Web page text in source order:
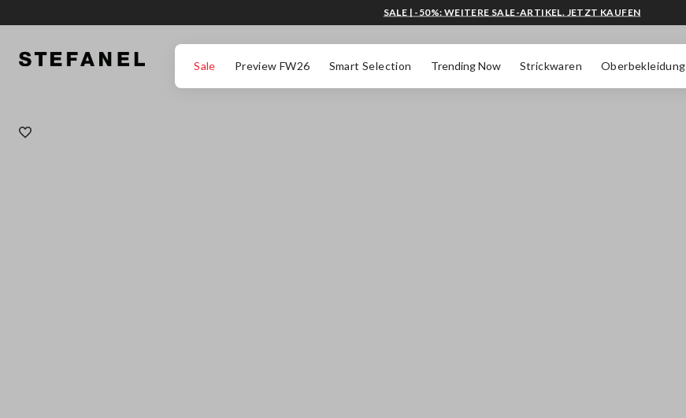
Sale Preview FW26 Smart Selection Trending Now Strickwaren Oberbekleidung
SALE | -50%: WEITERE SALE-ARTIKEL. JETZT KAUFEN